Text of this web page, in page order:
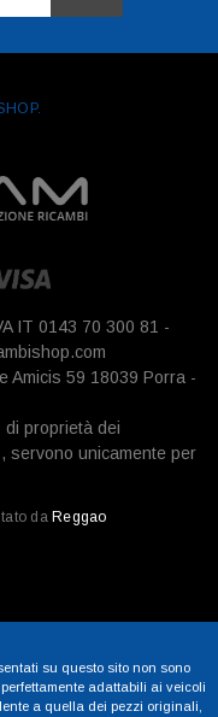
IT 0143 70 300 81 -
Amicis 59 18039 Porra -
proprietà dei
servono unicamente per
da Reggao
su questo sito non sono
adattabili ai veicoli
a quella dei pezzi originali,